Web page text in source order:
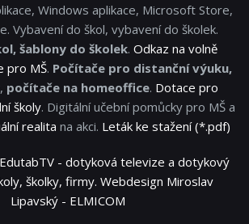
Windows aplikace, Microsoft Store,
Vybavení do škol, vybavení do školek.
šablony do školek. Odkaz na volně
pro MŠ. Počítače pro distanční výuku,
, počítače na homeoffice. Dotace pro
školy. Digitální učební pomůcky pro MŠ a
realita na akci. Leták ke stažení (*.pdf)
- dotyková televize a dotykový
školky, firmy. Webdesign Miroslav
Lipavský - ELMICOM